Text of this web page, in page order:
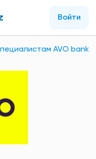
Войти
AVO bankа